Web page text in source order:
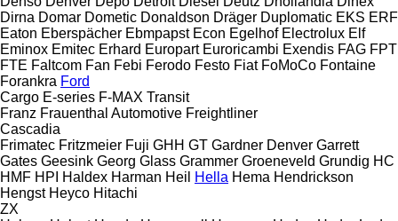
Dirna Domar Dometic Donaldson Dräger Duplomatic EKS ERF
Eaton Eberspächer Ebmpapst Econ Egelhof Electrolux Elf
Eminox Emitec Erhard Europart Euroricambi Exendis FAG FPT
FTE Faltcom Fan Febi Ferodo Festo Fiat FoMoCo Fontaine
Forankra Ford
Cargo E-series F-MAX Transit
Franz Frauenthal Automotive Freightliner
Cascadia
Frimatec Fritzmeier Fuji GHH GT Gardner Denver Garrett
Gates Geesink Georg Glass Grammer Groeneveld Grundig HC
HMF HPI Haldex Harman Heil Hella Hema Hendrickson
Hengst Heyco Hitachi
ZX